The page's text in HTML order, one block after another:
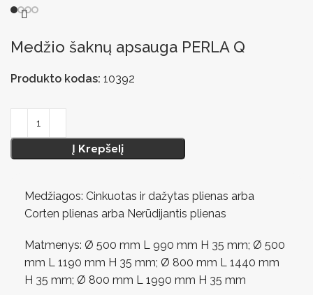
Medžio šaknų apsauga PERLA Q
Produkto kodas: 10392
Į Krepšelį
Medžiagos: Cinkuotas ir dažytas plienas arba
Corten plienas arba Nerūdijantis plienas
Matmenys: Ø 500 mm L 990 mm H 35 mm; Ø 500
mm L 1190 mm H 35 mm; Ø 800 mm L 1440 mm
H 35 mm; Ø 800 mm L 1990 mm H 35 mm